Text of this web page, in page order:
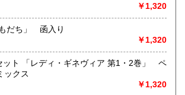
ー、古書一般（その他）
グラビア・アダルトや映画・マンガ等
￥1,320
だち」 函入り
￥1,320
ット 「レディ・ギネヴィア 第1・2巻」 ペ
ックス
￥1,320